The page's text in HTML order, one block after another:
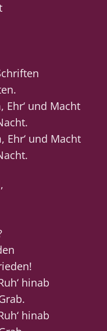
Ehr‘ und Macht
Ehr‘ und Macht
hinab
hinab